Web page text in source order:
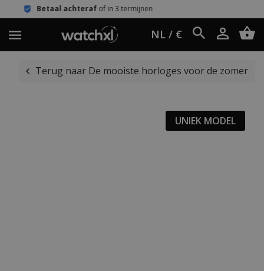
of in 3 termijnen
NL / €
Terug naar De mooiste horloges voor de zomer
UNIEK MODEL